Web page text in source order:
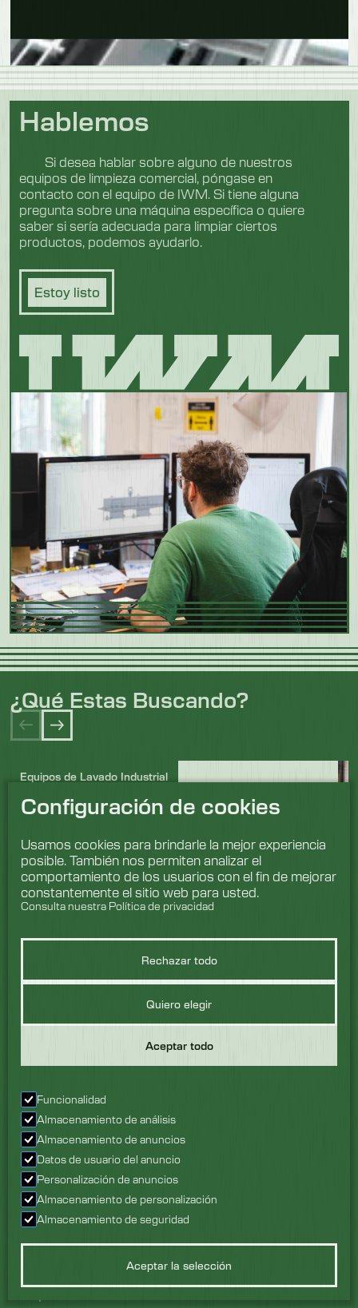
Configuración de cookies
Usamos cookies para brindarle la mejor experiencia
posible. También nos permiten analizar el
comportamiento de los usuarios con el fin de mejorar
constantemente el sitio web para usted.
Consulta nuestra Política de privacidad
Rechazar todo
Quiero elegir
Aceptar todo
Funcionalidad
Almacenamiento de análisis
Almacenamiento de anuncios
Datos de usuario del anuncio
Personalización de anuncios
Almacenamiento de personalización
Almacenamiento de seguridad
Aceptar la selección
Hablemos
Si desea hablar sobre alguno de nuestros
equipos de limpieza comercial, póngase en
contacto con el equipo de IWM. Si tiene alguna
pregunta sobre una máquina específica o quiere
saber si sería adecuada para limpiar ciertos
productos, podemos ayudarlo.
Estoy listo
¿Qué Estas Buscando?
altamente regulados, especialmente en áreas
como el procesamiento de alimentos, donde
los estándares estrictos son cruciales,
Industrial Washing Machines (IWM) brilla
como líder en el suministro de equipos de
lavado profesionales y que cumplen con las
normas.
Equipos de Lavado Industrial
Equipos
Equipos de lavado
Equipos basados en industrias
Equipo basado en artículos
Máquinas a medida